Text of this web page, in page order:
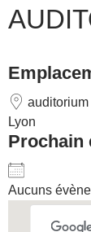
auditorium
Lyon
Prochain
Aucuns